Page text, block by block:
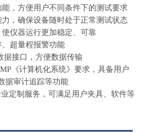
能，方便用户不同条件下的测试要求
力，确保设备随时处于正常测试状态
使仪器运行更加稳定、可靠
、超量程报警功能
据接口，方便数据传输
《计算机化系统》要求，具备用户
据审计追踪等功能
业定制服务，可满足用户夹具、软件等